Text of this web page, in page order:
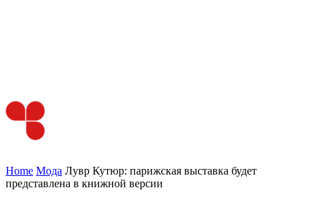
Home Мода Лувр Кутюр: парижская выставка будет
представлена в книжной версии